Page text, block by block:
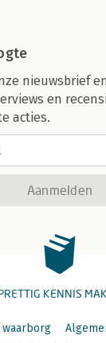
nieuwsbrief
en
acties.
Aanmelden
KENNIS